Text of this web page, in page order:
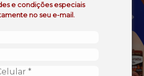
e condições especiais
no seu e-mail.